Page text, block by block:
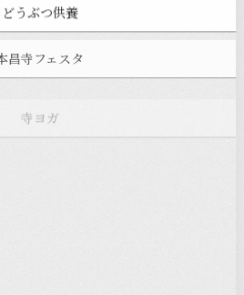
どうぶつ供養
本昌寺フェスタ
お知らせ